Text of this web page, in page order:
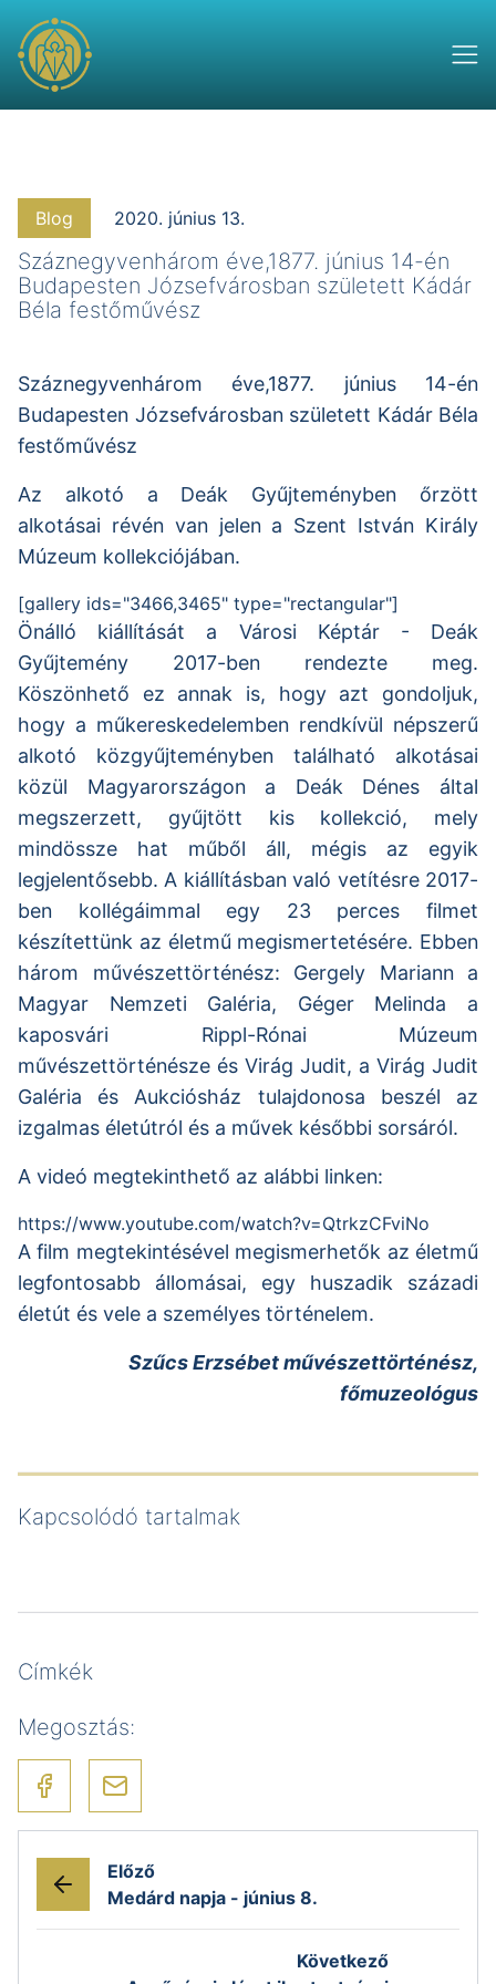
Blog 2020. június 13.
Száznegyvenhárom éve,1877. június 14-én
Budapesten Józsefvárosban született Kádár
Béla festőművész
Száznegyvenhárom éve,1877. június 14-én
Budapesten Józsefvárosban született Kádár Béla
festőművész
Az alkotó a Deák Gyűjteményben őrzött
alkotásai révén van jelen a Szent István Király
Múzeum kollekciójában.
[gallery ids="3466,3465" type="rectangular"]
Önálló kiállítását a Városi Képtár - Deák
Gyűjtemény 2017-ben rendezte meg.
Köszönhető ez annak is, hogy azt gondoljuk,
hogy a műkereskedelemben rendkívül népszerű
alkotó közgyűjteményben található alkotásai
közül Magyarországon a Deák Dénes által
megszerzett, gyűjtött kis kollekció, mely
mindössze hat műből áll, mégis az egyik
legjelentősebb. A kiállításban való vetítésre 2017-
ben kollégáimmal egy 23 perces filmet
készítettünk az életmű megismertetésére. Ebben
három művészettörténész: Gergely Mariann a
Magyar Nemzeti Galéria, Géger Melinda a
kaposvári Rippl-Rónai Múzeum
művészettörténésze és Virág Judit, a Virág Judit
Galéria és Aukciósház tulajdonosa beszél az
izgalmas életútról és a művek későbbi sorsáról.
A videó megtekinthető az alábbi linken:
https://www.youtube.com/watch?v=QtrkzCFviNo
A film megtekintésével megismerhetők az életmű
legfontosabb állomásai, egy huszadik századi
életút és vele a személyes történelem.
Szűcs Erzsébet művészettörténész,
főmuzeológus
Kapcsolódó tartalmak
Címkék
Megosztás:
Előző
Medárd napja - június 8.
Következő